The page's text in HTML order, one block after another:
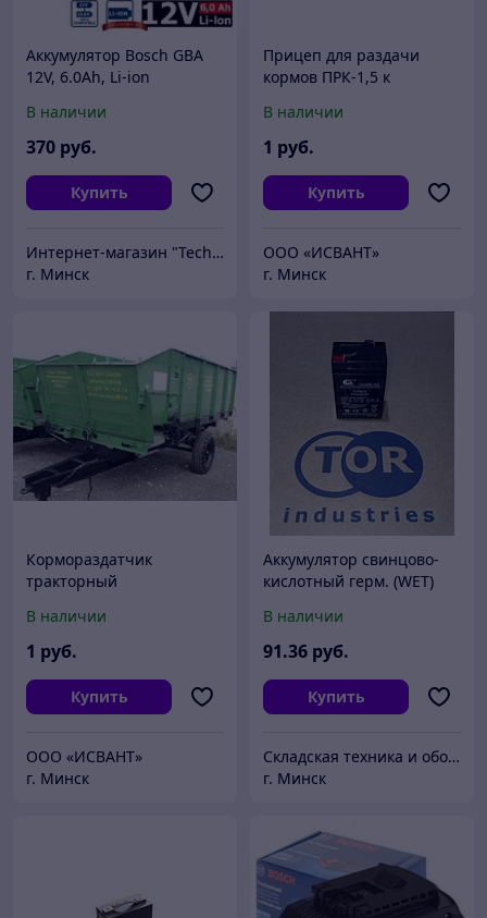
Аккумулятор Bosch GBA
12V, 6.0Ah, Li-ion
В наличии
370 руб.
Купить
Интернет-магазин "Technobit"
г. Минск
Прицеп для раздачи
кормов ПРК-1,5 к
В наличии
1 руб.
Купить
ООО «ИСВАНТ»
г. Минск
Кормораздатчик
тракторный
одноосный КТП-6
В наличии
1 руб.
Купить
ООО «ИСВАНТ»
г. Минск
Аккумулятор свинцово-
кислотный герм. (WET)
тележки WH-25ES
В наличии
91.36 руб.
Купить
Складская техника и оборудование Минск
г. Минск